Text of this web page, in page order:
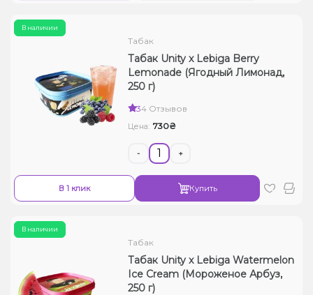
В наличии
Табак
Табак Unity x Lebiga Berry
Lemonade (Ягодный Лимонад,
250 г)
34 Отзывов
Цена: 730₴
- +
В 1 клик Купить
В наличии
Табак
Табак Unity x Lebiga Watermelon
Ice Cream (Мороженое Арбуз,
250 г)